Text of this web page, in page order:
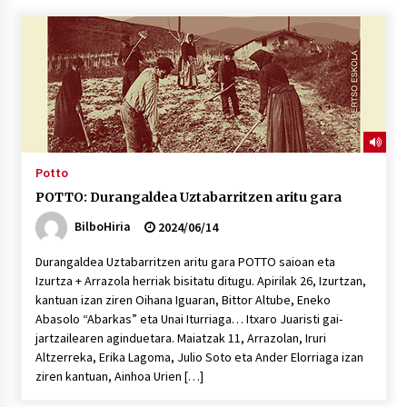
“Hiztegi bat” Gorka Urbizuk idatzitako letren
hiztegia
2026/07/23
Bakaikuko barnetegitik gazteek egindako saio
berezia
Tuba eta bonbardinoaren astea, Bilboko
Kontserbatorioan protagonista
Auzoportala : 1×04 Auzofoniak
2026/07/15
Gaur abitua da Bilbao bbk live jaialdia
Potto
POTTO: Durangaldea Uztabarritzen aritu gara
BilboHiria
2024/06/14
Durangaldea Uztabarritzen aritu gara POTTO saioan eta
Izurtza + Arrazola herriak bisitatu ditugu. Apirilak 26, Izurtzan,
kantuan izan ziren Oihana Iguaran, Bittor Altube, Eneko
Abasolo “Abarkas” eta Unai Iturriaga… Itxaro Juaristi gai-
jartzailearen aginduetara. Maiatzak 11, Arrazolan, Iruri
Altzerreka, Erika Lagoma, Julio Soto eta Ander Elorriaga izan
ziren kantuan, Ainhoa Urien […]